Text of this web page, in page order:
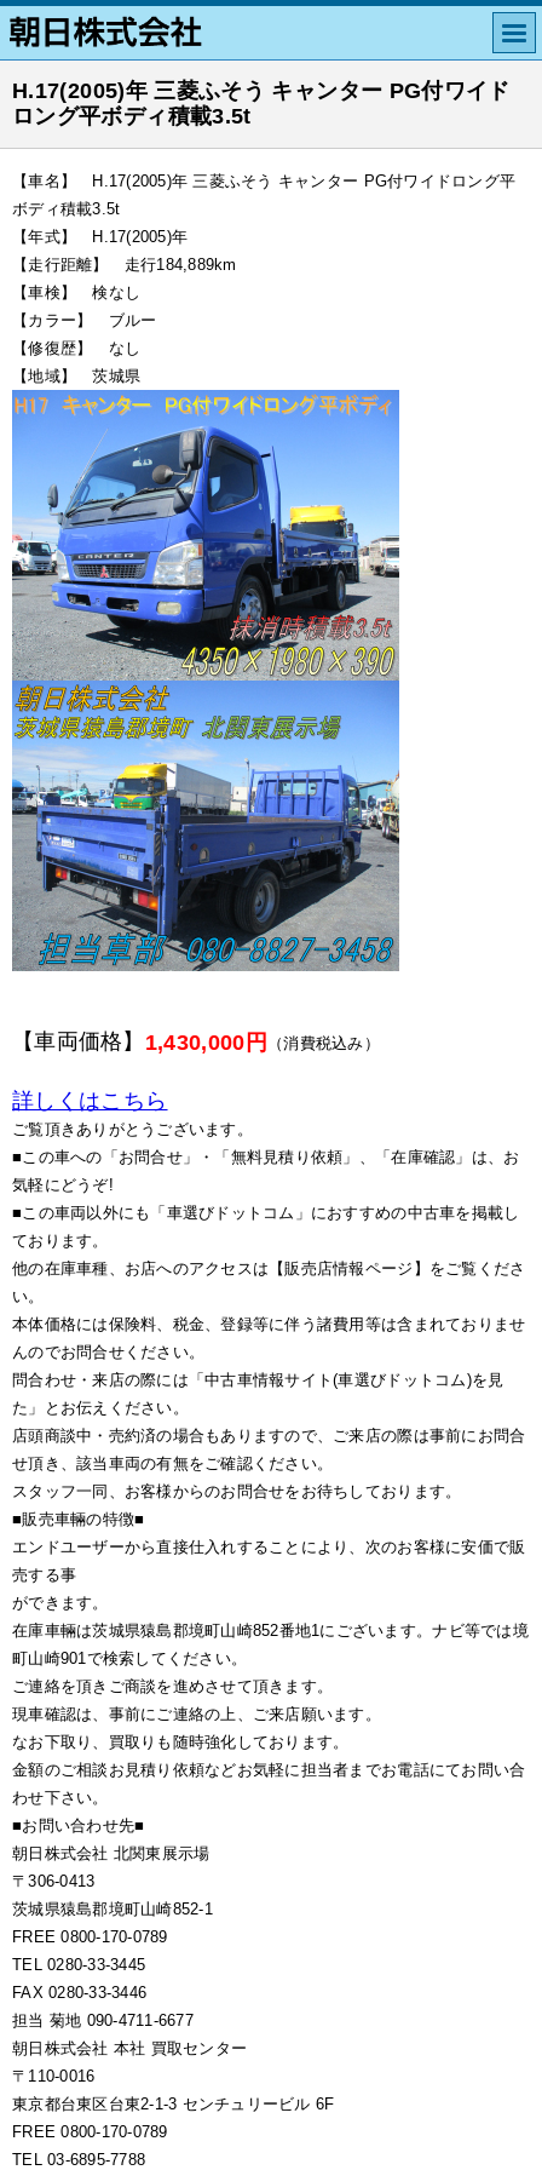
H.17(2005)年 三菱ふそう キャンター PG付ワイド
ロング平ボディ積載3.5t
【車名】 H.17(2005)年 三菱ふそう キャンター PG付ワイドロング平
ボディ積載3.5t
【年式】 H.17(2005)年
【走行距離】 走行184,889km
【車検】 検なし
【カラー】 ブルー
【修復歴】 なし
【地域】 茨城県
【車両価格】 1,430,000円 （消費税込み）
詳しくはこちら
ご覧頂きありがとうございます。
■この車への「お問合せ」・「無料見積り依頼」、「在庫確認」は、お
気軽にどうぞ!
■この車両以外にも「車選びドットコム」におすすめの中古車を掲載し
ております。
他の在庫車種、お店へのアクセスは【販売店情報ページ】をご覧くださ
い。
本体価格には保険料、税金、登録等に伴う諸費用等は含まれておりませ
んのでお問合せください。
問合わせ・来店の際には「中古車情報サイト(車選びドットコム)を見
た」とお伝えください。
店頭商談中・売約済の場合もありますので、ご来店の際は事前にお問合
せ頂き、該当車両の有無をご確認ください。
スタッフ一同、お客様からのお問合せをお待ちしております。
■販売車輛の特徴■
エンドユーザーから直接仕入れすることにより、次のお客様に安価で販
売する事
ができます。
在庫車輛は茨城県猿島郡境町山崎852番地1にございます。ナビ等では境
町山崎901で検索してください。
ご連絡を頂きご商談を進めさせて頂きます。
現車確認は、事前にご連絡の上、ご来店願います。
なお下取り、買取りも随時強化しております。
金額のご相談お見積り依頼などお気軽に担当者までお電話にてお問い合
わせ下さい。
■お問い合わせ先■
朝日株式会社 北関東展示場
〒306-0413
茨城県猿島郡境町山崎852-1
FREE 0800-170-0789
TEL 0280-33-3445
FAX 0280-33-3446
担当 菊地 090-4711-6677
朝日株式会社 本社 買取センター
〒110-0016
東京都台東区台東2-1-3 センチュリービル 6F
FREE 0800-170-0789
TEL 03-6895-7788